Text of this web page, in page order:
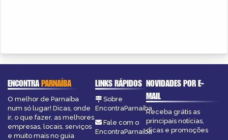
ENCONTRAPARNAÍBA
O melhor de Parnaíba
num só lugar! Dicas, onde
ir, o que fazer, as melhores
empresas, locais, serviços
e muito mais no guia
LINKS RÁPIDOS
Sobre
EncontraParnaíba
Fale com o
EncontraParnaíba
NOVIDADES POR E-
MAIL
Receba grátis as
principais notícias,
dicas e promoções